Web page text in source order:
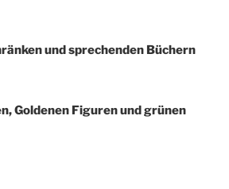
und sprechenden Büchern
Goldenen Figuren und grünen